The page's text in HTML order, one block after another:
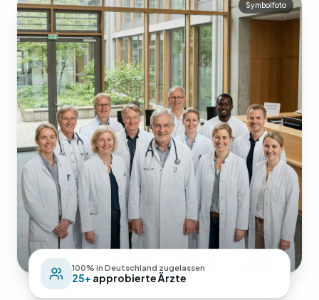
Symbolfoto
100% in Deutschland zugelassen
25+ approbierte Ärzte